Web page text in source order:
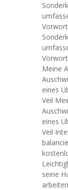
Meine
eines
Veil
eines
Veil
seine